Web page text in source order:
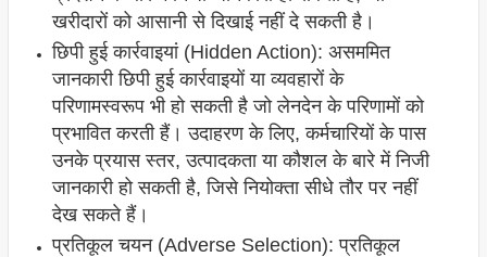
खरीदारों को आसानी से दिखाई नहीं दे सकती है।
छिपी हुई कार्रवाइयां (Hidden Action): असममित
जानकारी छिपी हुई कार्रवाइयों या व्यवहारों के
परिणामस्वरूप भी हो सकती है जो लेनदेन के परिणामों को
प्रभावित करती हैं। उदाहरण के लिए, कर्मचारियों के पास
उनके प्रयास स्तर, उत्पादकता या कौशल के बारे में निजी
जानकारी हो सकती है, जिसे नियोक्ता सीधे तौर पर नहीं
देख सकते हैं।
प्रतिकूल चयन (Adverse Selection): प्रतिकूल